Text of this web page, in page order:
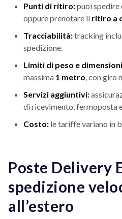
Punti di ritiro:puoi
oppure prenotare il ritiro a
Tracciabilità:tracking
spedizione.
Limiti di peso e
massima 1 metro , con giro
Servizi aggiuntivi:
di ricevimento, fermoposta
Costo: le tariffe variano in
Poste Delivery
spedizione
all’estero